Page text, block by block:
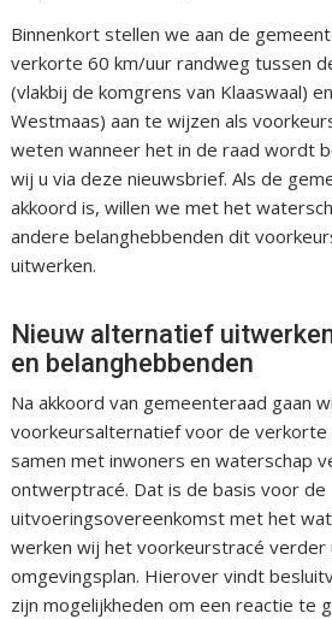
Binnenkort stellen we aan de
verkorte 60 km/uur randweg tussen
(vlakbij de komgrens van Klaaswaal)
Westmaas) aan te wijzen als
weten wanneer het in de raad wordt
wij u via deze nieuwsbrief. Als de
akkoord is, willen we met het
andere belanghebbenden dit
uitwerken.
Nieuw alternatief
en belanghebbenden
Na akkoord van gemeenteraad gaan
voorkeursalternatief voor de verkorte
samen met inwoners en waterschap
ontwerptracé. Dat is de basis voor de
uitvoeringsovereenkomst met het
werken wij het voorkeurstracé verder
omgevingsplan. Hierover vindt
zijn mogelijkheden om een reactie te